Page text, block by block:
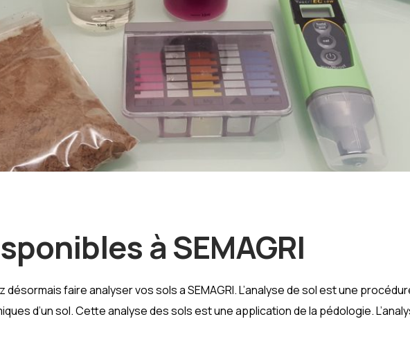
à SEMAGRI
désormais faire analyser vos sols a SEMAGRI. L’analyse de sol est une
d’un sol. Cette analyse des sols est une application de la pédologie.